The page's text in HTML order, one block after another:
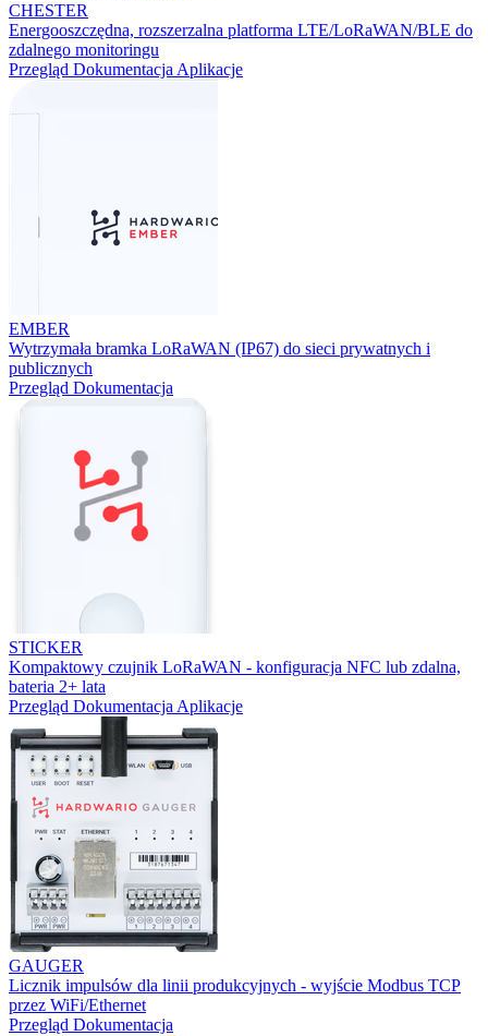
CHESTER
Energooszczędna, rozszerzalna platforma LTE/LoRaWAN/BLE do
zdalnego monitoringu
Przegląd Dokumentacja Aplikacje
EMBER
Wytrzymała bramka LoRaWAN (IP67) do sieci prywatnych i
publicznych
Przegląd Dokumentacja
STICKER
Kompaktowy czujnik LoRaWAN - konfiguracja NFC lub zdalna,
bateria 2+ lata
Przegląd Dokumentacja Aplikacje
GAUGER
Licznik impulsów dla linii produkcyjnych - wyjście Modbus TCP
przez WiFi/Ethernet
Przegląd Dokumentacja